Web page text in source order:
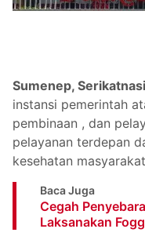
Sumenep,
instansi pemerintah
pembinaan , dan
pelayanan terdepan
kesehatan
Baca Juga
Cegah
Laksanakan